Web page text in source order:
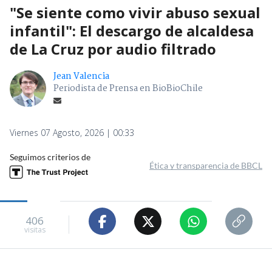
"Se siente como vivir abuso sexual
infantil": El descargo de alcaldesa
de La Cruz por audio filtrado
Jean Valencia
Periodista de Prensa en BioBioChile
Viernes 07 Agosto, 2026 | 00:33
Seguimos criterios de
Ética y transparencia de BBCL
406
visitas